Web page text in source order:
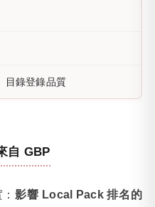
目錄登錄品質
自 GBP
：影響 Local Pack 排名的